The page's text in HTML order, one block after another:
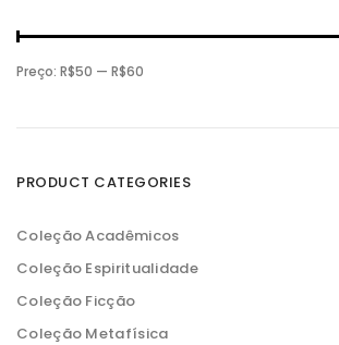
P
r
o
n
i
P
r
o
x
i
Preço: R$50 — R$60
PRODUCT CATEGORIES
Coleção Acadêmicos
Coleção Espiritualidade
Coleção Ficção
Coleção Metafísica